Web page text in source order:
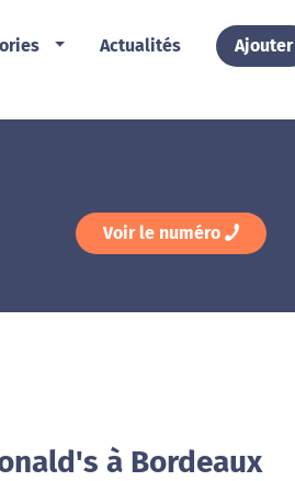
Actualités Ajouter
Voir le numéro
à Bordeaux